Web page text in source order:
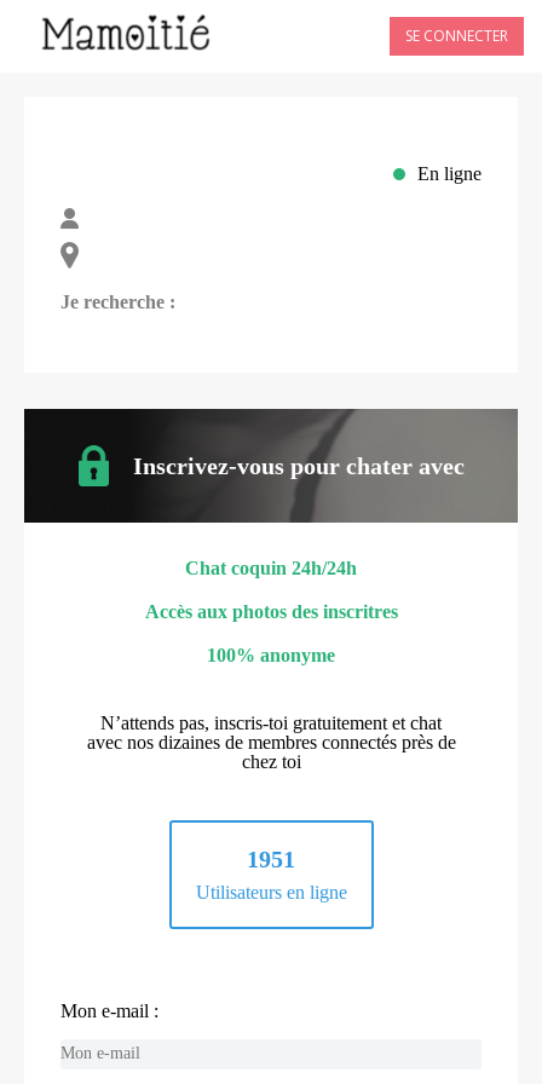
SE CONNECTER
En ligne
Je recherche :
Inscrivez-vous pour chater avec
Chat coquin 24h/24h
Accès aux photos des inscritres
100% anonyme
N’attends pas, inscris-toi gratuitement et chat
avec nos dizaines de membres connectés près de
chez toi
1951
Utilisateurs en ligne
Mon e-mail :